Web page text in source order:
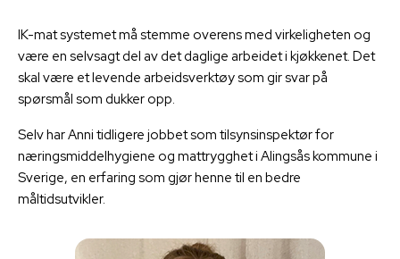
IK-mat systemet må stemme overens med virkeligheten og
være en selvsagt del av det daglige arbeidet i kjøkkenet. Det
skal være et levende arbeidsverktøy som gir svar på
spørsmål som dukker opp.
Selv har Anni tidligere jobbet som tilsynsinspektør for
næringsmiddelhygiene og mattrygghet i Alingsås kommune i
Sverige, en erfaring som gjør henne til en bedre
måltidsutvikler.